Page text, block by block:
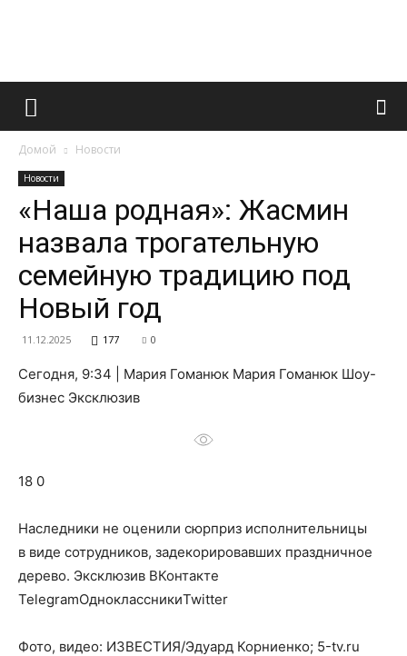
Французский
и
Домой Новости
Новости
«Наша родная»: Жасмин
назвала трогательную
семейную традицию под
Новый год
11.12.2025 177 0
Сегодня, 9:34 | Мария Гоманюк Мария Гоманюк Шоу-
бизнес Эксклюзив
18 0
Наследники не оценили сюрприз исполнительницы
в виде сотрудников, задекорировавших праздничное
дерево. Эксклюзив ВКонтакте
TelegramОдноклассникиTwitter
Фото, видео: ИЗВЕСТИЯ/Эдуард Корниенко; 5-tv.ru